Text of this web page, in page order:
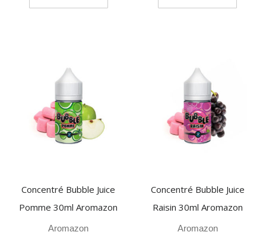
Concentré Bubble Juice
Pomme 30ml Aromazon
Aromazon
Concentré Bubble Juice
Raisin 30ml Aromazon
Aromazon